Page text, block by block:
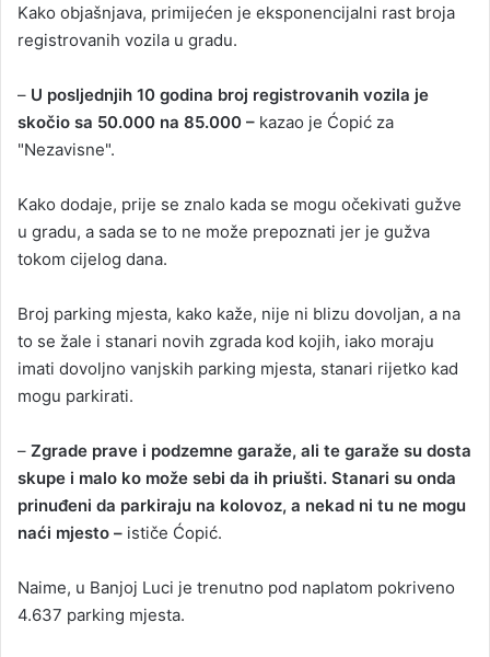
Kako objašnjava, primijećen je eksponencijalni rast broja
registrovanih vozila u gradu.
– U posljednjih 10 godina broj registrovanih vozila je
skočio sa 50.000 na 85.000 – kazao je Ćopić za
"Nezavisne".
Kako dodaje, prije se znalo kada se mogu očekivati gužve
u gradu, a sada se to ne može prepoznati jer je gužva
tokom cijelog dana.
Broj parking mjesta, kako kaže, nije ni blizu dovoljan, a na
to se žale i stanari novih zgrada kod kojih, iako moraju
imati dovoljno vanjskih parking mjesta, stanari rijetko kad
mogu parkirati.
– Zgrade prave i podzemne garaže, ali te garaže su dosta
skupe i malo ko može sebi da ih priušti. Stanari su onda
prinuđeni da parkiraju na kolovoz, a nekad ni tu ne mogu
naći mjesto – ističe Ćopić.
Naime, u Banjoj Luci je trenutno pod naplatom pokriveno
4.637 parking mjesta.